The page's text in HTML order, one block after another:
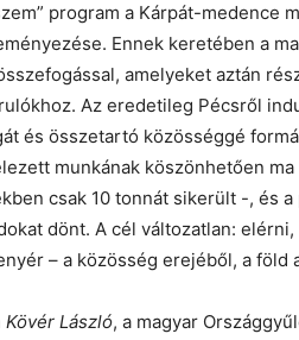
program a Kárpát-medence
Ennek keretében a
amelyeket aztán
Az eredetileg Pécsről
és összetartó közösséggé
munkának köszönhetően
csak 10 tonnát sikerült -, és
dönt. A cél változatlan:
– a közösség erejéből, a föld
Kövér László, a magyar